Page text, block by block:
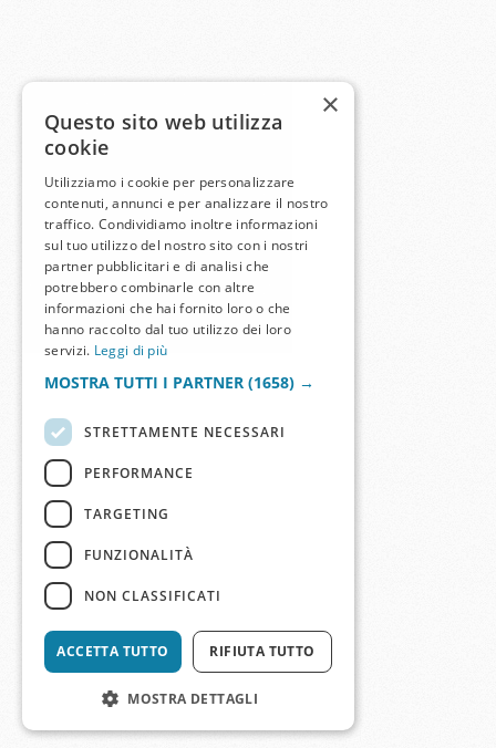
×
Questo sito web utilizza
cookie
Utilizziamo i cookie per personalizzare
contenuti, annunci e per analizzare il nostro
traffico. Condividiamo inoltre informazioni
sul tuo utilizzo del nostro sito con i nostri
partner pubblicitari e di analisi che
potrebbero combinarle con altre
informazioni che hai fornito loro o che
hanno raccolto dal tuo utilizzo dei loro
servizi. Leggi di più
MOSTRA TUTTI I PARTNER (1658) →
STRETTAMENTE NECESSARI
PERFORMANCE
TARGETING
FUNZIONALITÀ
NON CLASSIFICATI
ACCETTA TUTTO RIFIUTA TUTTO
MOSTRA DETTAGLI